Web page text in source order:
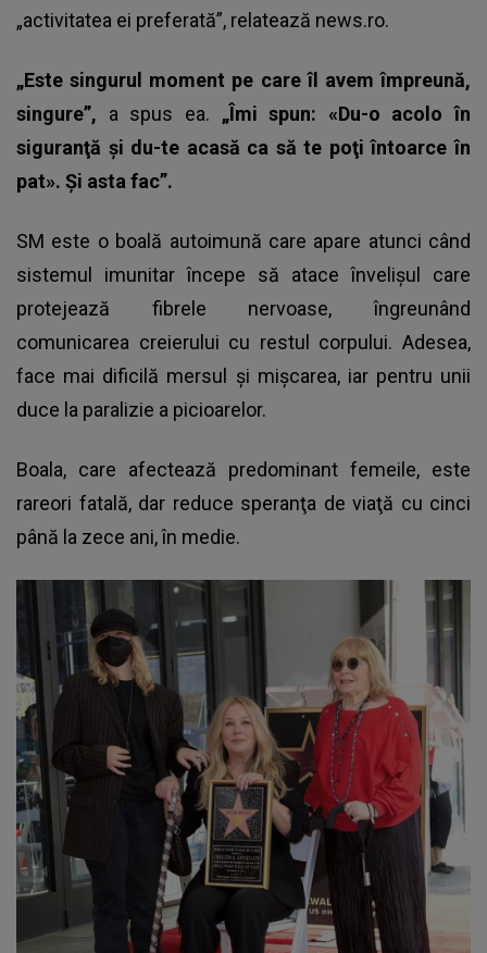
„activitatea ei preferată”, relatează news.ro.
„Este singurul moment pe care îl avem împreună,
singure”, a spus ea. „Îmi spun: «Du-o acolo în
siguranţă şi du-te acasă ca să te poţi întoarce în
pat». Şi asta fac”.
SM este o boală autoimună care apare atunci când
sistemul imunitar începe să atace învelişul care
protejează fibrele nervoase, îngreunând
comunicarea creierului cu restul corpului. Adesea,
face mai dificilă mersul şi mişcarea, iar pentru unii
duce la paralizie a picioarelor.
Boala, care afectează predominant femeile, este
rareori fatală, dar reduce speranţa de viaţă cu cinci
până la zece ani, în medie.